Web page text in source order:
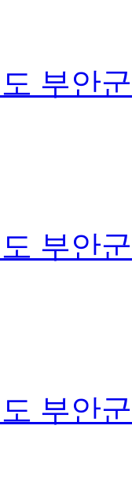
부안
부안
부안